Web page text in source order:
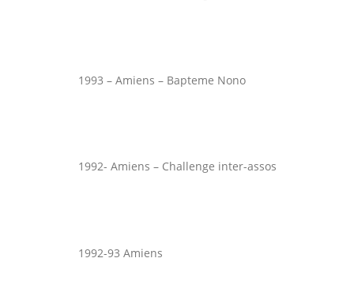
1993 – Amiens – Bapteme Nono
1992- Amiens – Challenge inter-assos
1992-93 Amiens